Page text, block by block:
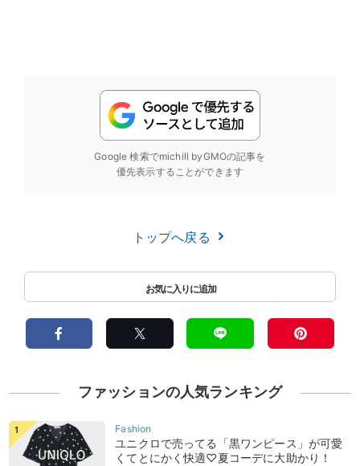
Google 検索でmichill byGMOの記事を
優先表示することができます
トップへ戻る
ファッションの人気ランキング
ユニクロで売ってる「黒ワンピース」が可愛
くてとにかく快適♡夏コーデに大助かり！